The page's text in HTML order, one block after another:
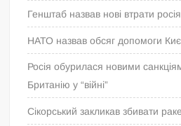
Генштаб назвав нові втрати
НАТО назвав обсяг допомоги
Росія обурилася новими
Британію у “війні”
Сікорський закликав збивати